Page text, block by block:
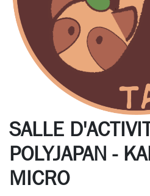
SALLE
POLYJAPAN -
MICRO